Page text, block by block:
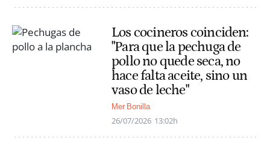
Los cocineros coinciden:
"Para que la pechuga de
pollo no quede seca, no
hace falta aceite, sino un
vaso de leche"
Mer Bonilla
26/07/2026 13:02h